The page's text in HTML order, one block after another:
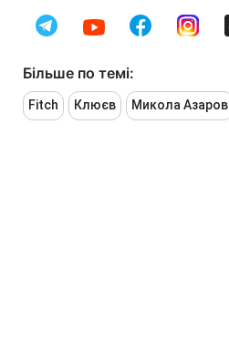
Більше по темі:
Fitch Клюєв Микола Азаров